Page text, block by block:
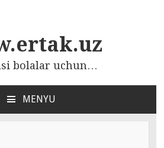
bolalar uchun…
MENYU